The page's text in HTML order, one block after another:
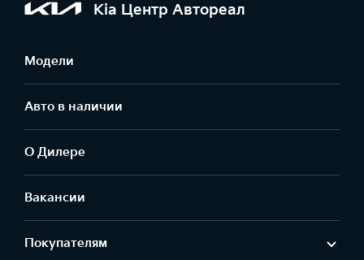
Kia Центр Автореал
Модели
Авто в наличии
О Дилере
Вакансии
Покупателям